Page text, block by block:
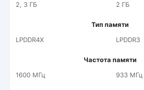
2, 3 ГБ
2 ГБ
Тип памяти
LPDDR4X
LPDDR3
Частота памяти
1600 МГц
933 МГц